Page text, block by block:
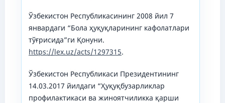
Ўзбекистон Республикасининг 2008 йил 7
январдаги “Бола ҳуқуқларининг кафолатлари
тўғрисида”ги Қонуни.
https://lex.uz/acts/1297315.
Ўзбекистон Республикаси Президентининг
14.03.2017 йилдаги “Ҳуқуқбузарликлар
профилактикаси ва жиноятчиликка қарши